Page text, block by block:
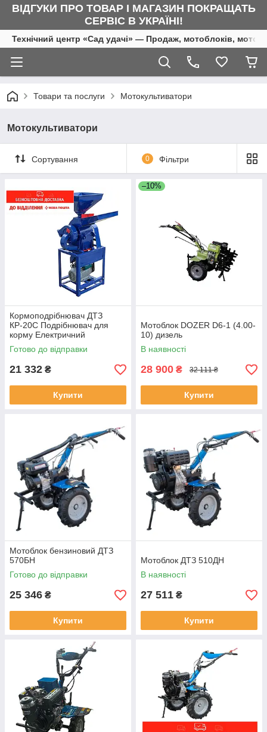
ВІДГУКИ ПРО ТОВАР І МАГАЗИН ПОКРАЩАТЬ
СЕРВІС В УКРАЇНІ!
Технічний центр «Сад удачі» — Продаж, мотоблоків,
Товари та послуги Мотокультиватори
Мотокультиватори
Сортування 0 Фільтри
Кормоподрібнювач ДТЗ
КР-20С Подрібнювач для
корму Електричний
кормоподрібнювач Потужний
подрібнювач
Готово до відправки
21 332 ₴
Купити
–10%
Мотоблок DOZER D6-1 (4.00-
10) дизель
В наявності
28 900 ₴ 32 111 ₴
Купити
Мотоблок бензиновий ДТЗ
570БН
Готово до відправки
25 346 ₴
Купити
Мотоблок ДТЗ 510ДН
В наявності
27 511 ₴
Купити